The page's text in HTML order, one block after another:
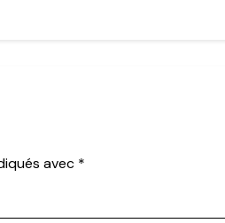
avec *